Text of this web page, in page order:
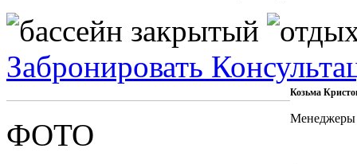
Забронировать
Козьма
Менеджеры
ФОТО